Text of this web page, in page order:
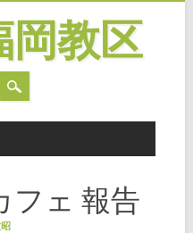
岡教区
フェ 報告